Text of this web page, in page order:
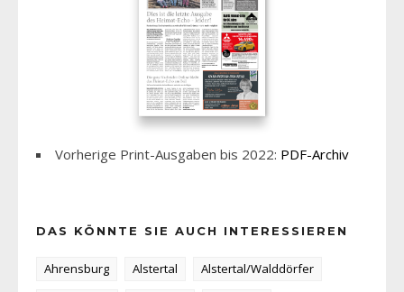
Vorherige Print-Ausgaben bis 2022: PDF-Archiv
DAS KÖNNTE SIE AUCH INTERESSIEREN
Ahrensburg Alstertal
Alstertal/Walddörfer